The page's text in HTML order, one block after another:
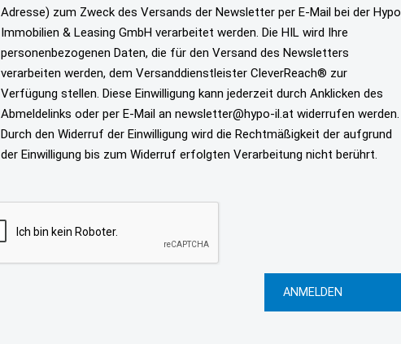
Adresse) zum Zweck des Versands der Newsletter per E-Mail bei der Hypo
Immobilien & Leasing GmbH verarbeitet werden. Die HIL wird Ihre
personenbezogenen Daten, die für den Versand des Newsletters
verarbeiten werden, dem Versanddienstleister CleverReach® zur
Verfügung stellen. Diese Einwilligung kann jederzeit durch Anklicken des
Abmeldelinks oder per E-Mail an newsletter@hypo-il.at widerrufen werden.
Durch den Widerruf der Einwilligung wird die Rechtmäßigkeit der aufgrund
der Einwilligung bis zum Widerruf erfolgten Verarbeitung nicht berührt.